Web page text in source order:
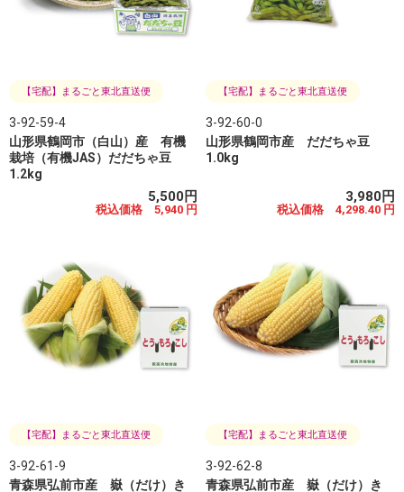
【宅配】まるごと東北直送便
3-92-59-4
山形県鶴岡市（白山）産 有機
栽培（有機JAS）だだちゃ豆
1.2kg
5,500円
税込価格 5,940 円
【宅配】まるごと東北直送便
3-92-60-0
山形県鶴岡市産 だだちゃ豆
1.0kg
3,980円
税込価格 4,298.40 円
【宅配】まるごと東北直送便
3-92-61-9
青森県弘前市産 嶽（だけ）き
【宅配】まるごと東北直送便
3-92-62-8
青森県弘前市産 嶽（だけ）き